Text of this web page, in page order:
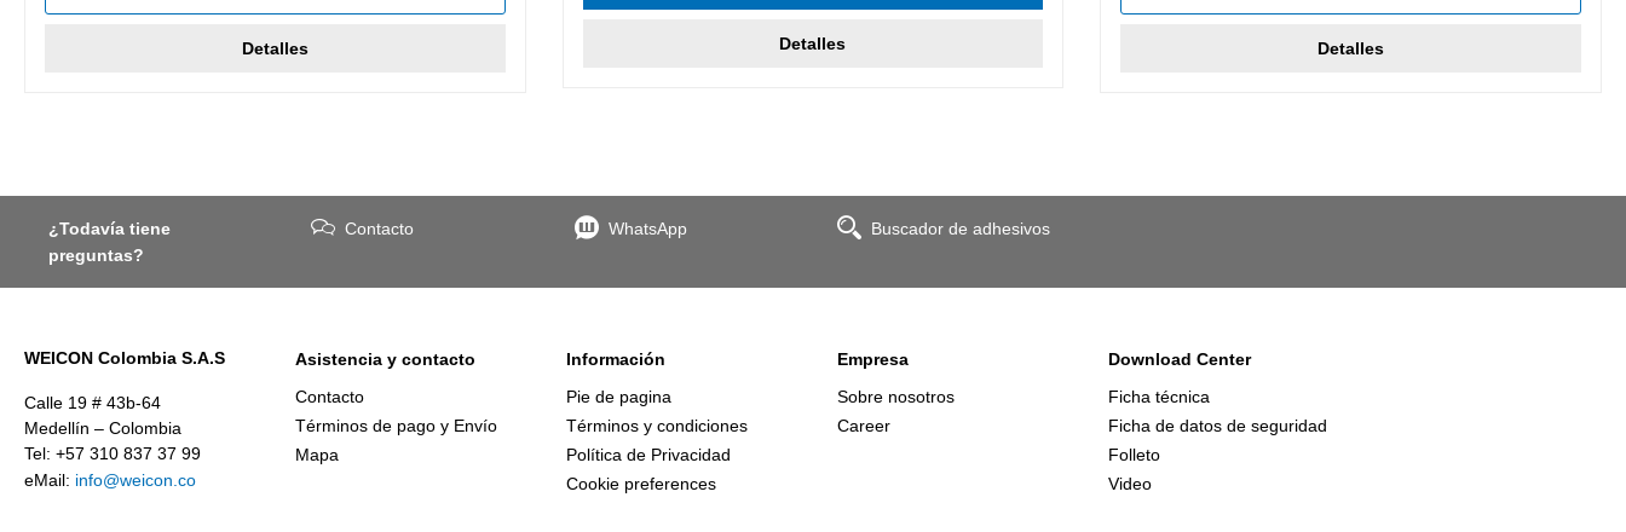
Detalles Detalles Detalles
¿Todavía tiene
preguntas?
Contacto WhatsApp Buscador de adhesivos
WEICON Colombia S.A.S
Calle 19 # 43b-64
Medellín – Colombia
Tel: +57 310 837 37 99
eMail: info@weicon.co
Asistencia y contacto
Contacto
Términos de pago y Envío
Mapa
Información
Pie de pagina
Términos y condiciones
Política de Privacidad
Cookie preferences
Empresa
Sobre nosotros
Career
Download Center
Ficha técnica
Ficha de datos de seguridad
Folleto
Video